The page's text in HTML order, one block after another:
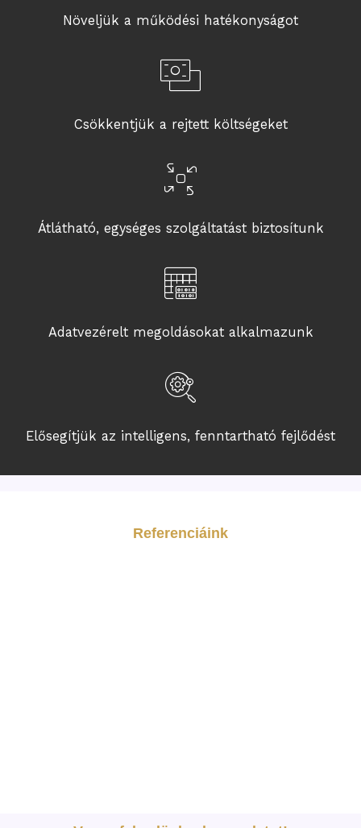
Növeljük a működési hatékonyságot
Csökkentjük a rejtett költségeket
Átlátható, egységes szolgáltatást biztosítunk
Adatvezérelt megoldásokat alkalmazunk
Elősegítjük az intelligens, fenntartható fejlődést
Referenciáink